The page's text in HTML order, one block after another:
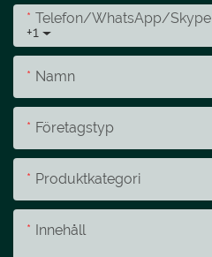
+1
Telefon/whatsApp/skype
Namn
Företagstyp
Produktkategori
Innehåll